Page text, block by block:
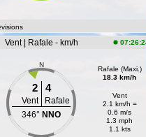
Vent | Rafale - km/h
N
2 4
Vent
Rafale
346° NNO
Rafale (Maxi.)
18.3 km/h
Vent
2.1 km/h =
0.6 m/s
1.3 mph
1.1 kts